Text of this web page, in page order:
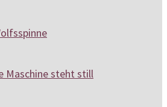
Maschine steht still